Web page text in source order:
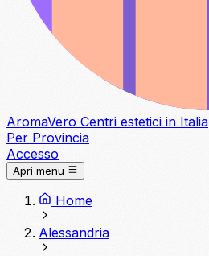
AromaVero Centri estetici in Italia
Per Provincia
Accesso
Apri menu
Home
Alessandria